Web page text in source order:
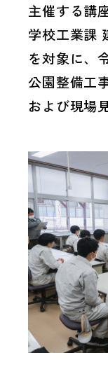
土木
建築
不動産
まちな
首都圏
会社情
会社概要︎
組織︎
支店・営
認定・認
採用情
情
方針
プラ
シー
ハラ
宣言
カス
基本
主催する講
学校工業課
を対象に、
公園整備工
および現場